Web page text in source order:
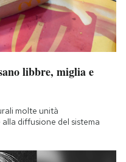
libbre, miglia e
molte unità
diffusione del sistema